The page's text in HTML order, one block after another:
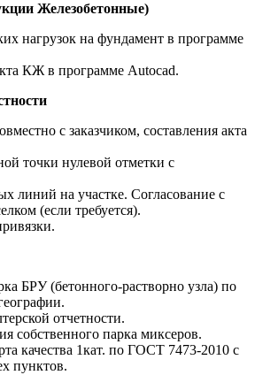
Железобетонные)
нагрузок на фундамент в программе
КЖ в программе Autocad.
с заказчиком, составления акта
точки нулевой отметки с
линий на участке. Согласование с
(если требуется).
БРУ (бетонного-растворно узла) по
отчетности.
собственного парка миксеров.
качества 1кат. по ГОСТ 7473-2010 с
пунктов.